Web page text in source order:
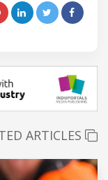
RELATED ARTICLES